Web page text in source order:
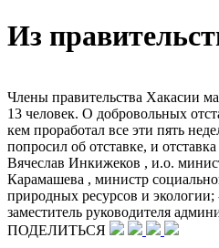
Из
Члены правительства Хакасии
13 человек. О добровольных
кем проработал все эти пять
попросил об отставке, и
Вячеслав Инкижеков , и.о.
Карамашева , министр
природных ресурсов и
заместитель руководителя
ПОДЕЛИТЬСЯ